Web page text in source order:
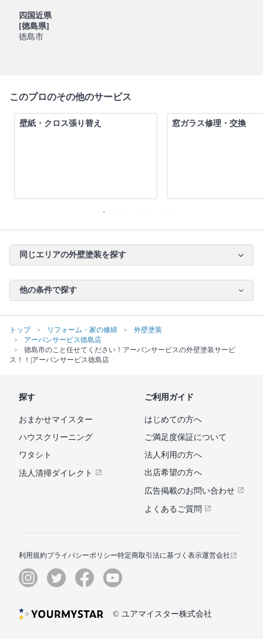
四国近県
[徳島県]
徳島市
このプロのその他のサービス
壁紙・クロス張り替え 窓ガラス修理・交換
同じエリアの外壁塗装を探す
他の条件で探す
トップ リフォーム・家の修繕
外壁塗装
アーバンサービス徳島店
徳島市のこと任せてください！アーバンサービスの外壁塗装サービ
ス！！|アーバンサービス徳島店
探す
おまかせマイスター
ハウスクリーニング
ワタシト
法人清掃ダイレクト
ご利用ガイド
はじめての方へ
ご満足度保証について
法人利用の方へ
出店希望の方へ
広告掲載のお問い合わせ
よくあるご質問
利用規約プライバシーポリシー特定商取引法に基づく表示運営会社
© ユアマイスター株式会社